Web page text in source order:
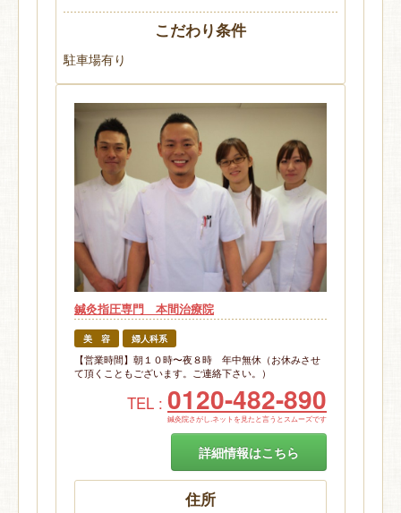
こだわり条件
駐車場有り
鍼灸指圧専門 本間治療院
美 容 婦人科系
【営業時間】朝１０時〜夜８時 年中無休（お休みさせ
て頂くこともございます。ご連絡下さい。）
TEL : 0120-482-890
鍼灸院さがし.ネットを見たと言うとスムーズです
詳細情報はこちら
住所